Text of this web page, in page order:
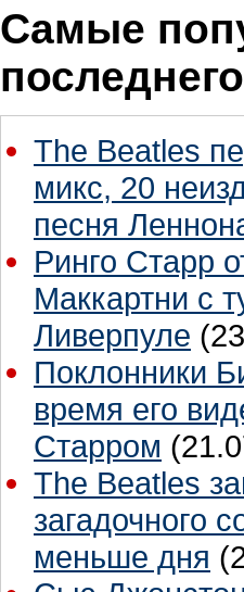
Самые
The Beatles
микс, 20
песня
Ринго Старр
Маккартни с
Ливерпуле
Поклонники
время его
Старром
The Beatles
загадочного
меньше дня